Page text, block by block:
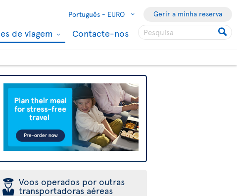
Português - EURO Gerir a minha reserva
de viagem Contacte-nos
þ Voos operados por outras
transportadoras aéreas